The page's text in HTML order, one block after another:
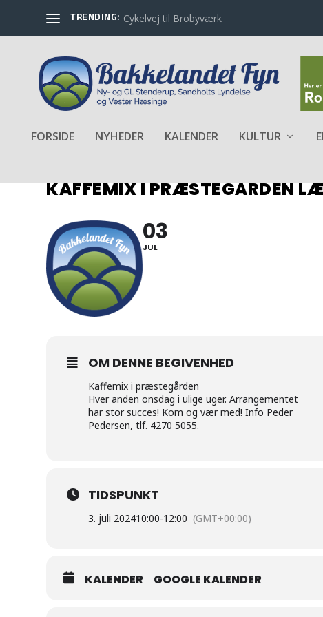
TRENDING: Cykelvej til Brobyværk
FORSIDE NYHEDER KALENDER KULTUR
KAFFEMIX I PRÆSTEGÅRDEN
03
JUL
OM DENNE BEGIVENHED
Kaffemix i præstegården
Hver anden onsdag i ulige uger. Arrangementet
har stor succes! Kom og vær med! Info Peder
Pedersen, tlf. 4270 5055.
TIDSPUNKT
3. juli 202410:00-12:00 (GMT+00:00)
KALENDER GOOGLE KALENDER